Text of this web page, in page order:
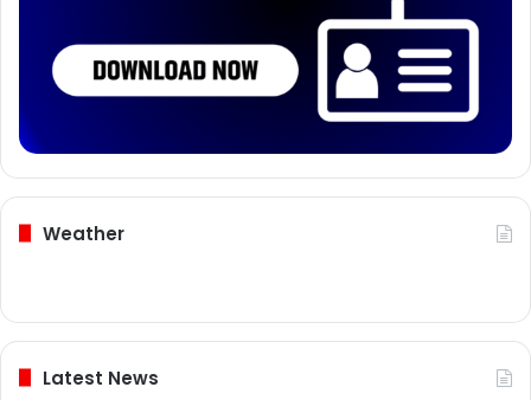
Weather
Latest News